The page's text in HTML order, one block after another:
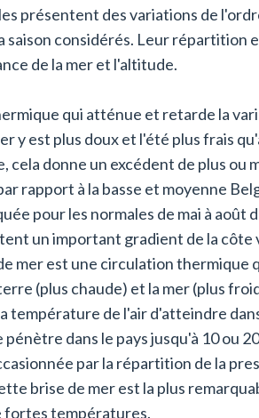
présentent des variations de
saison considérés. Leur
de la mer et l'altitude.
qui atténue et retarde la
y est plus doux et l'été plus frais
donne un excédent de plus ou
rapport à la basse et moyenne
pour les normales de mai à août
un important gradient de la
mer est une circulation thermique
(plus chaude) et la mer (plus
température de l'air d'atteindre
dans le pays jusqu'à 10 ou
par la répartition de la
brise de mer est la plus
fortes températures.